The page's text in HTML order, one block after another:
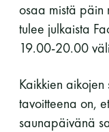
osaa mistä päin
tulee julkaista
19.00-20.00
Kaikkien aikojen
tavoitteena on,
saunapäivänä